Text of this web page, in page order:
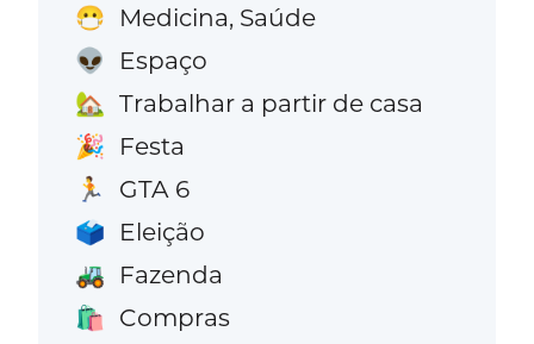
😷 Medicina, Saúde
👽 Espaço
🏡 Trabalhar a partir de casa
🎉 Festa
🏃 GTA 6
🗳️ Eleição
🚜 Fazenda
🛍️ Compras